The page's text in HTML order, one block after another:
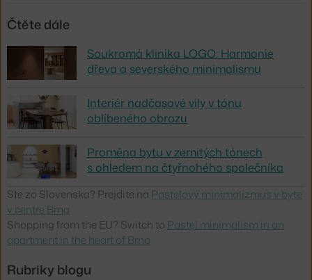
Čtěte dále
Soukromá klinika LOGO: Harmonie
dřeva a severského minimalismu
Interiér nadčasové vily v tónu
oblíbeného obrazu
Proměna bytu v zemitých tónech
s ohledem na čtyřnohého společníka
Ste zo Slovenska? Prejdite na Pastelový minimalizmus v byte
v centre Brna
Shopping from the EU? Switch to Pastel minimalism in an
apartment in the heart of Brno
Rubriky blogu